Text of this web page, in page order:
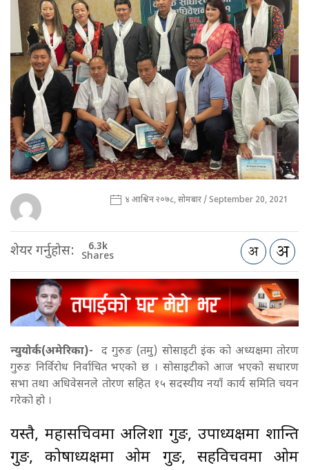
४ आश्विन २०७८, सोमबार / September 20, 2021
शेयर गर्नुहोस: 6.3k
Shares
न्युयोर्क(अमेरिका)-
द गुरुङ (तमु) सोसाइटी इंक को अध्यक्षमा तोरण
गुरुङ निर्विरोध निर्वाचित भएको छ । सोसाइटीको आज भएको सधारण
सभा तथा अधिवेसनले तोरण सहित १५ सदस्यीय नयाँ कार्य समिति चयन
गरेको हो ।
यस्तै, महासचिवमा अलिशा गुरुङ, उपाध्यक्षमा शान्ति
गुरुङ, कोषाध्यक्षमा ओम गुरुङ, सहविचवमा ओम